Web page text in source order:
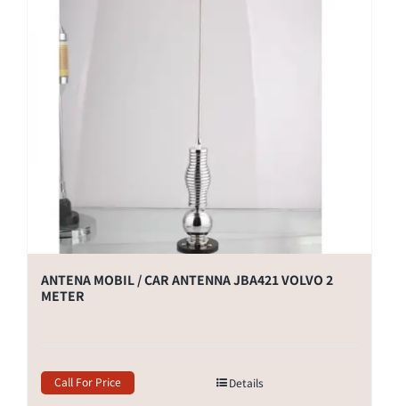
ANTENA MOBIL / CAR ANTENNA JBA421 VOLVO 2
METER
Call For Price Details